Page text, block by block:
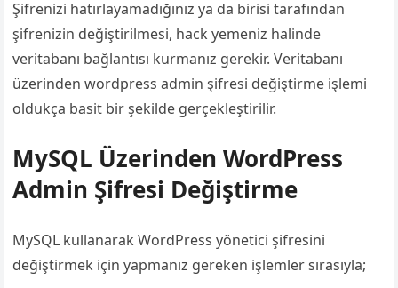
Şifrenizi hatırlayamadığınız ya da birisi tarafından
şifrenizin değiştirilmesi, hack yemeniz halinde
veritabanı bağlantısı kurmanız gerekir. Veritabanı
üzerinden wordpress admin şifresi değiştirme işlemi
oldukça basit bir şekilde gerçekleştirilir.
MySQL Üzerinden WordPress
Admin Şifresi Değiştirme
MySQL kullanarak WordPress yönetici şifresini
değiştirmek için yapmanız gereken işlemler sırasıyla;